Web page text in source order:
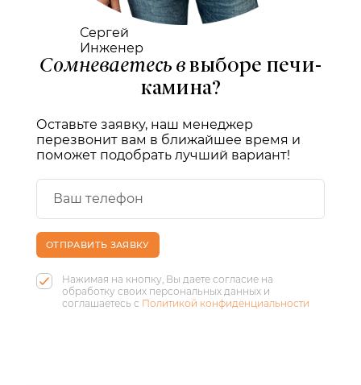
Сергей
Инженер
Сомневаетесь в выборе печи-
камина?
Оставьте заявку, наш менеджер
перезвонит вам в ближайшее время и
поможет подобрать лучший вариант!
ОТПРАВИТЬ ЗАЯВКУ
Нажимая на кнопку, Вы даете согласие на
обработку своих персональных данных и
соглашаетесь с Политикой конфиденциальности